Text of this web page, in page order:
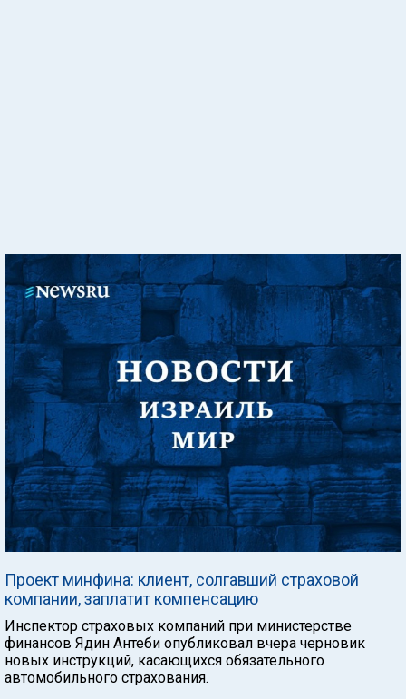
Проект минфина: клиент, солгавший страховой
компании, заплатит компенсацию
Инспектор страховых компаний при министерстве
финансов Ядин Антеби опубликовал вчера черновик
новых инструкций, касающихся обязательного
автомобильного страхования.